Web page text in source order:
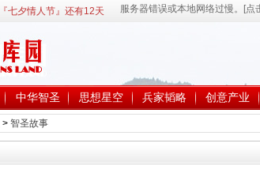
七夕情人节』还有12天
中华智圣 思想星空 兵家韬略 创意产业
> 智圣故事